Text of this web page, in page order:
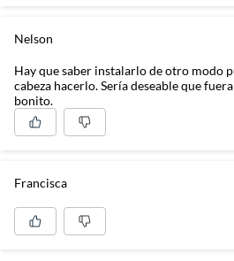
Nelson
Hay que saber instalarlo de otro modo
cabeza hacerlo. Sería deseable que
bonito.
Francisca